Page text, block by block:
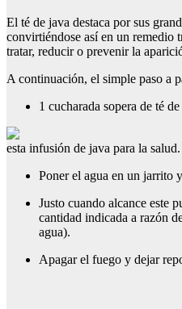
El té de java destaca por sus
convirtiéndose así en un remedio
tratar, reducir o prevenir la
A continuación, el simple paso a
1 cucharada sopera de té
esta infusión de java para la salud.
Poner el agua en un jarrito
Justo cuando alcance este
cantidad indicada a razón
agua).
Apagar el fuego y dejar